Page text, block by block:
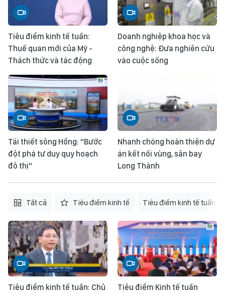
Tiêu điểm kinh tế tuần:
Thuế quan mới của Mỹ -
Thách thức và tác động
Doanh nghiệp khoa học và
công nghệ: Đưa nghiên cứu
vào cuộc sống
Tái thiết sông Hồng: "Bước
đột phá tư duy quy hoạch
đô thị"
Nhanh chóng hoàn thiện dự
án kết nối vùng, sân bay
Long Thành
Tất cả Tiêu điểm kinh tế Tiêu điểm kinh tế tuần
Tiêu điểm kinh tế tuần: Chủ
Tiêu điểm Kinh tế tuần